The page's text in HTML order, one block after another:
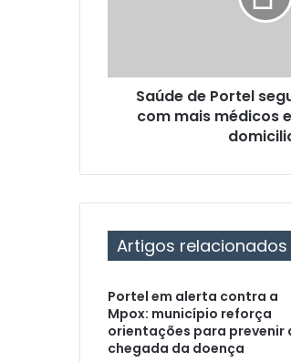
o
s
u
a
ç
Saúde de Portel
com mais médicos
Artigos relacionados
Portel em alerta contra a
Mpox: município reforça
orientações para prevenir
chegada da doença